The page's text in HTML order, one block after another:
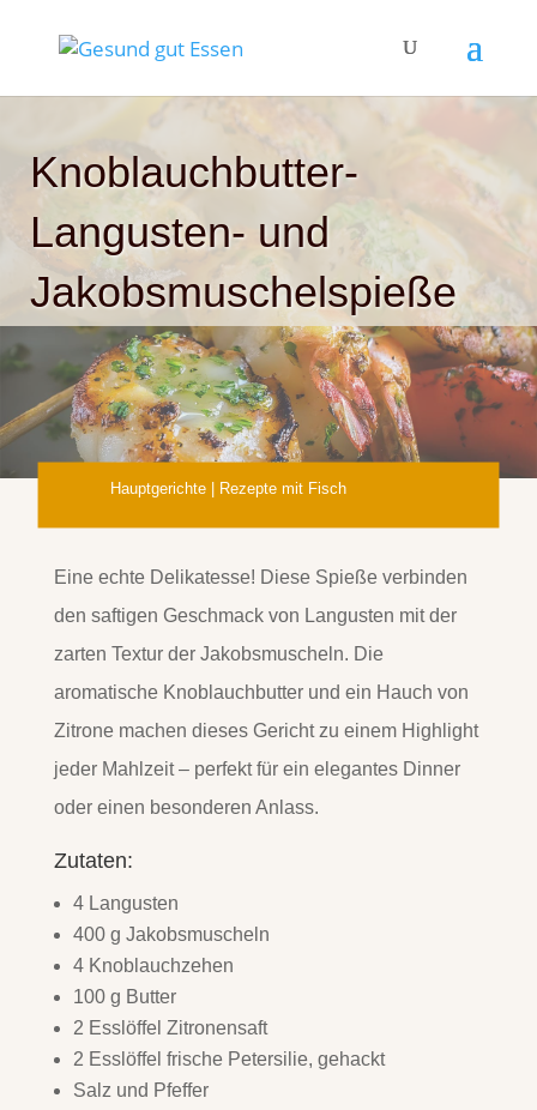
Knoblauchbutter-
Langusten- und
Jakobsmuschelspieße
Hauptgerichte| Rezepte mit Fisch
Eine echte Delikatesse! Diese Spieße verbinden
den saftigen Geschmack von Langusten mit der
zarten Textur der Jakobsmuscheln. Die
aromatische Knoblauchbutter und ein Hauch von
Zitrone machen dieses Gericht zu einem Highlight
jeder Mahlzeit – perfekt für ein elegantes Dinner
oder einen besonderen Anlass.
Zutaten:
4 Langusten
400 g Jakobsmuscheln
4 Knoblauchzehen
100 g Butter
2 Esslöffel Zitronensaft
2 Esslöffel frische Petersilie, gehackt
Salz und Pfeffer